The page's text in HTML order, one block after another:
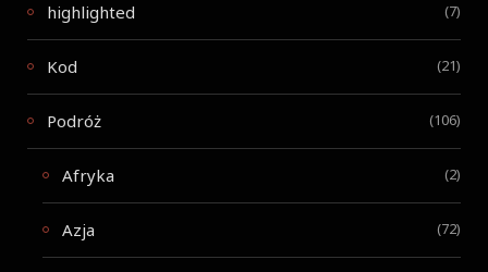
highlighted (7)
Kod (21)
Podróż (106)
Afryka (2)
Azja (72)